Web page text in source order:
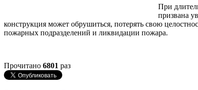
При
призвана
конструкция может обрушиться, потерять свою
пожарных подразделений и ликвидации пожара.
Прочитано 6801 раз